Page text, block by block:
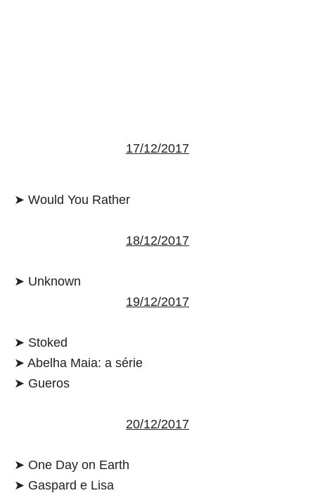
17/12/2017
➤ Would You Rather
18/12/2017
➤ Unknown
19/12/2017
➤ Stoked
➤ Abelha Maia: a série
➤ Gueros
20/12/2017
➤ One Day on Earth
➤ Gaspard e Lisa